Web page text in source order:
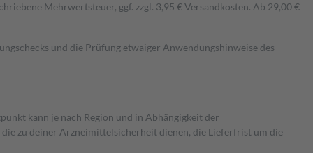
Mehrwertsteuer, ggf. zzgl. 3,95 € Versandkosten. Ab 29,00 €
und die Prüfung etwaiger Anwendungshinweise des
kann je nach Region und in Abhängigkeit der
zu deiner Arzneimittelsicherheit dienen, die Lieferfrist um die